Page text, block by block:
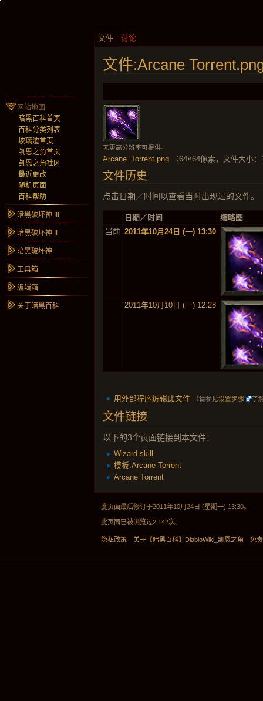
文件:Arcane
无更高分辨率可提供。
Arcane_Torrent.png （64×64像素，文件大小
文件历史
点击日期／时间以查看当时出现过的文件。
日期／时间
缩略图
当前 2011年10月24日 (一) 13:30
2011年10月10日 (一) 12:28
用外部程序编辑此文件 （请参见设置步骤 了
文件链接
以下的3个页面链接到本文件：
Wizard skill
模板:Arcane Torrent
Arcane Torrent
文件 讨论
网站地图
暗黑百科首页
百科分类列表
玻璃渣首页
凯恩之角首页
凯恩之角社区
最近更改
随机页面
百科帮助
暗黑破坏神 III
暗黑破坏神 II
暗黑破坏神
工具箱
编辑箱
关于暗黑百科
此页面最后修订于2011年10月24日 (星期一) 13:30。
此页面已被浏览过2,142次。
隐私政策 关于【暗黑百科】DiabloWiki_凯恩之角 免